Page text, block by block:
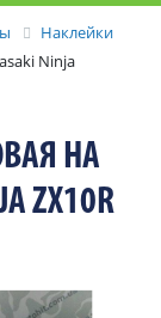
Наклейки
Ninja
НА
ZX10R